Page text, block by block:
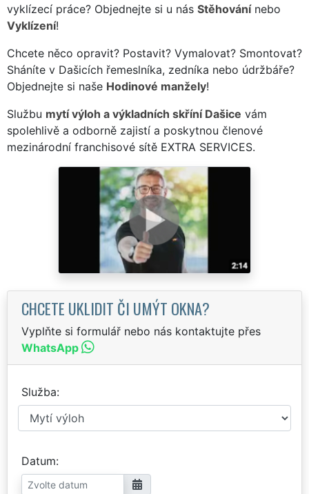
vyklízecí práce? Objednejte si u nás Stěhovánínebo
Vyklízení!
Chcete něco opravit? Postavit? Vymalovat? Smontovat?
Sháníte v Dašicích řemeslníka, zedníka nebo údržbáře?
Objednejte si naše Hodinové manžely!
Službu mytí výloh a výkladních skříní Dašice vám
spolehlivě a odborně zajistí a poskytnou členové
mezinárodní franchisové sítě EXTRA SERVICES.
CHCETE UKLIDIT ČI UMÝT OKNA?
Vyplňte si formulář nebo nás kontaktujte přes
WhatsApp
Služba
Datum